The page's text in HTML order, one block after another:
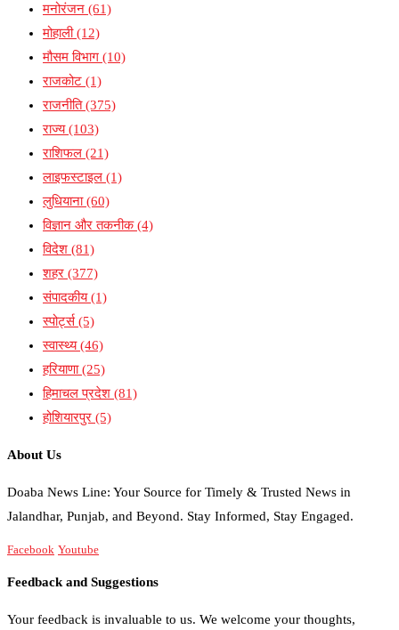
मनोरंजन (61)
मोहाली(12)
मौसम विभाग (10)
राजकोट (1)
राजनीति(375)
राज्य(103)
राशिफल (21)
लाइफस्टाइल (1)
लुधियाना(60)
विज्ञान और तकनीक(4)
विदेश (81)
शहर (377)
संपादकीय(1)
स्पोर्ट्स(5)
स्वास्थ्य(46)
हरियाणा(25)
हिमाचल प्रदेश (81)
होशियारपुर (5)
About Us
Doaba News Line: Your Source for Timely & Trusted News in
Jalandhar, Punjab, and Beyond. Stay Informed, Stay Engaged.
Facebook Youtube
Feedback and Suggestions
Your feedback is invaluable to us. We welcome your thoughts,